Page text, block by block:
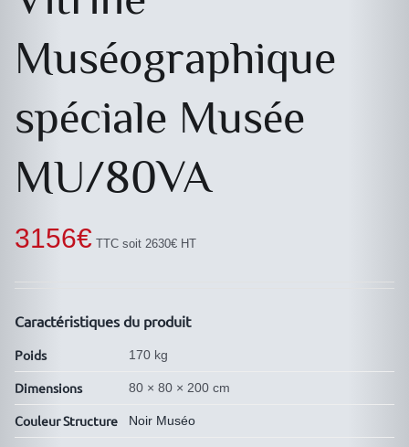
Muséographique
spéciale Musée
MU/80VA
3156€ TTC soit 2630€ HT
Caractéristiques du produit
Poids 170 kg
Dimensions 80 × 80 × 200 cm
Couleur Structure Noir Muséo